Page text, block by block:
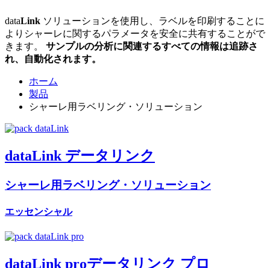
dataLink ソリューションを使用し、ラベルを印刷することに
よりシャーレに関するパラメータを安全に共有することがで
きます。
サンプルの分析に関連するすべての情報は追跡さ
れ、自動化されます。
ホーム
製品
シャーレ用ラベリング・ソリューション
dataLink データリンク
シャーレ用ラベリング・ソリューション
エッセンシャル
dataLink proデータリンク プロ